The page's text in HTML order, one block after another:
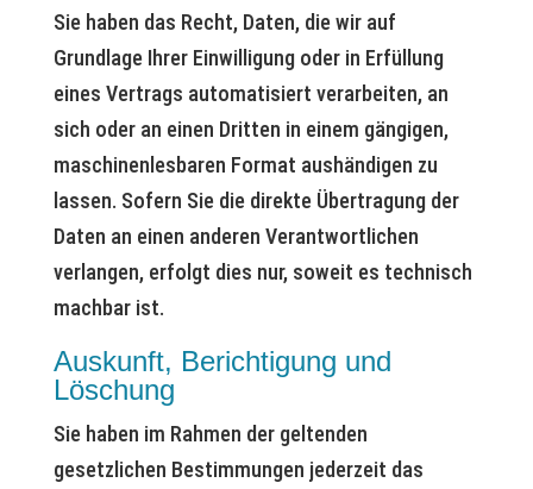
Sie haben das Recht, Daten, die wir auf
Grundlage Ihrer Einwilligung oder in Erfüllung
eines Vertrags automatisiert verarbeiten, an
sich oder an einen Dritten in einem gängigen,
maschinenlesbaren Format aushändigen zu
lassen. Sofern Sie die direkte Übertragung der
Daten an einen anderen Verantwortlichen
verlangen, erfolgt dies nur, soweit es technisch
machbar ist.
Auskunft, Berichtigung und
Löschung
Sie haben im Rahmen der geltenden
gesetzlichen Bestimmungen jederzeit das